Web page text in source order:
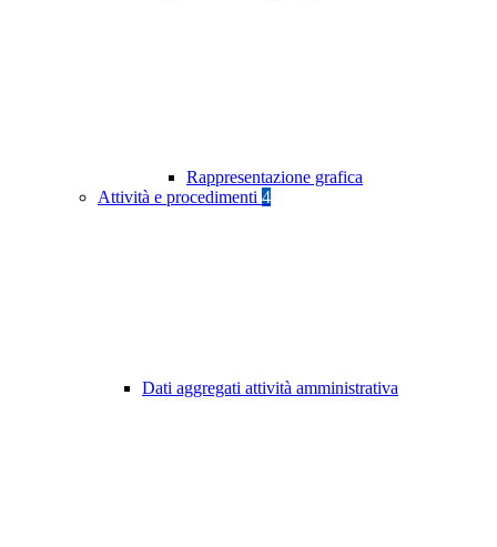
Rappresentazione grafica
Attività e procedimenti 4
Dati aggregati attività amministrativa